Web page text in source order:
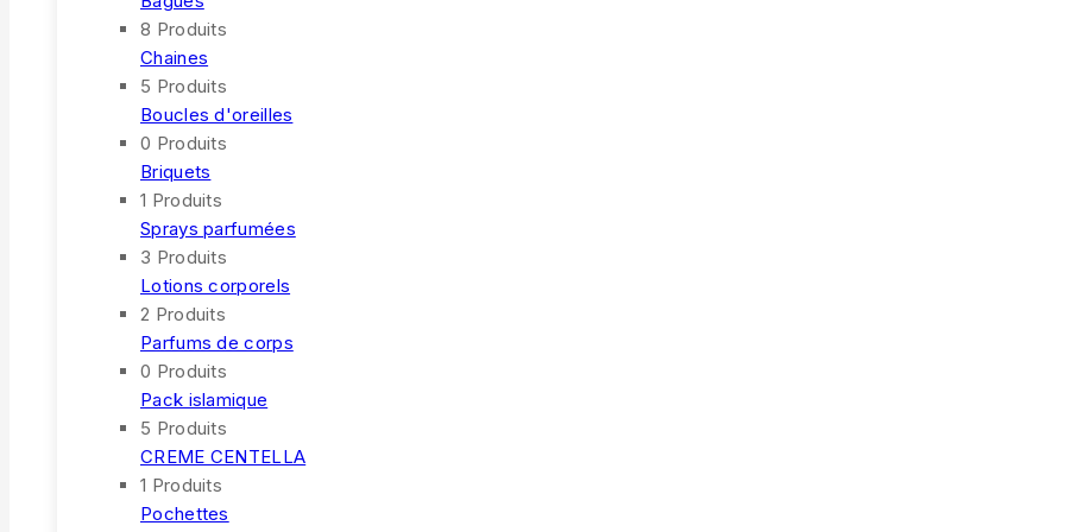
8 Produits
Chaines
5 Produits
Boucles d'oreilles
0 Produits
Briquets
1 Produits
Sprays parfumées
3 Produits
Lotions corporels
2 Produits
Parfums de corps
0 Produits
Pack islamique
5 Produits
CREME CENTELLA
1 Produits
Pochettes